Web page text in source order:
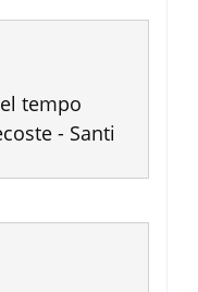
tempo
- Santi